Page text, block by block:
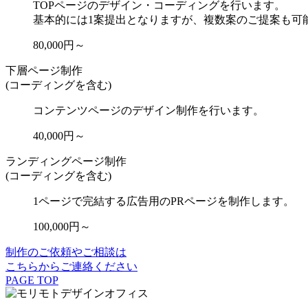
TOPページのデザイン・コーディングを行います。
基本的には1案提出となりますが、複数案のご提案も可
80,000円～
下層ページ制作
(コーディングを含む)
コンテンツページのデザイン制作を行います。
40,000円～
ランディングページ制作
(コーディングを含む)
1ページで完結する広告用のPRページを制作します。
100,000円～
制作のご依頼やご相談は
こちらからご連絡ください
PAGE TOP